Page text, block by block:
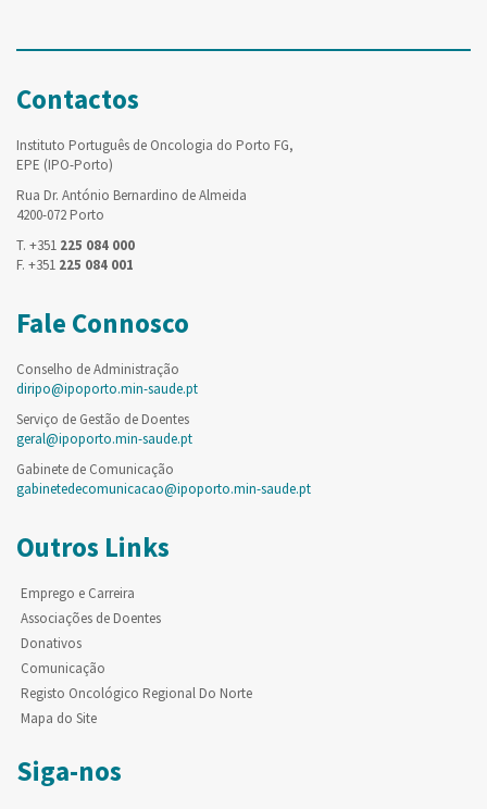
Contactos
Instituto Português de Oncologia do Porto FG,
EPE (IPO-Porto)
Rua Dr. António Bernardino de Almeida
4200-072 Porto
T. +351 225 084 000
F. +351 225 084 001
Fale Connosco
Conselho de Administração
diripo@ipoporto.min-saude.pt
Serviço de Gestão de Doentes
geral@ipoporto.min-saude.pt
Gabinete de Comunicação
gabinetedecomunicacao@ipoporto.min-saude.pt
Outros Links
Emprego e Carreira
Associações de Doentes
Donativos
Comunicação
Registo Oncológico Regional Do Norte
Mapa do Site
Siga-nos